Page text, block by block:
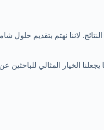
لاننا نهتم بتقديم حلول
الخيار المثالي للباحثين